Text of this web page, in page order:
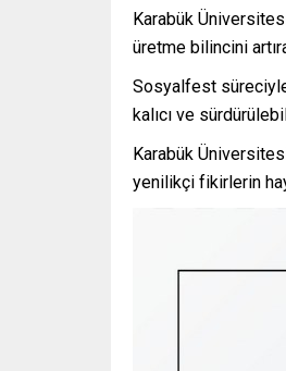
Karabük
üretme bilincini
Sosyalfest
kalıcı ve
Karabük
yenilikçi fikirlerin